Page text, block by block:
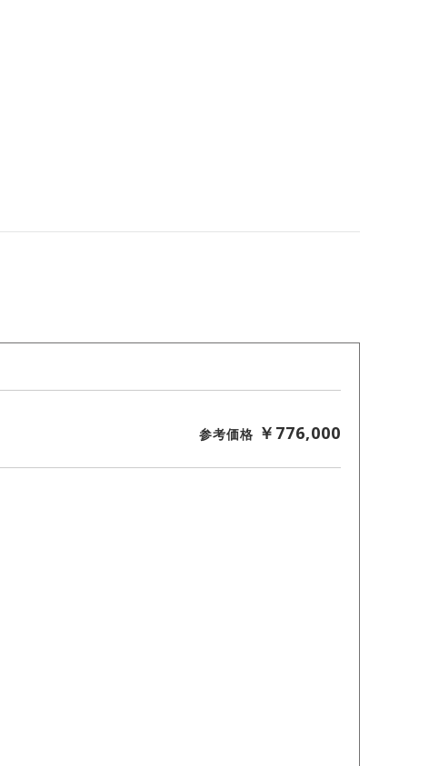
参考価格 ￥776,000